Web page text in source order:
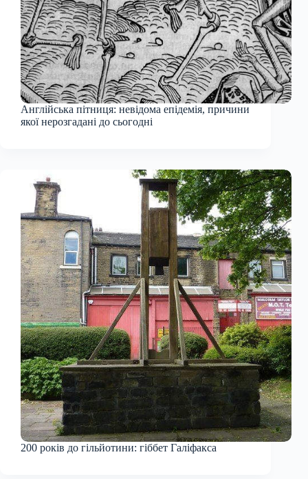
Англійська пітниця: невідома епідемія, причини
якої нерозгадані до сьогодні
200 років до гільйотини: гіббет Галіфакса